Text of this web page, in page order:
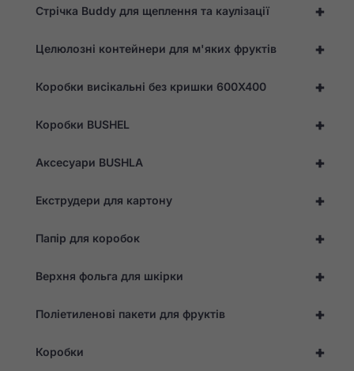
+
Стрічка Buddy для щеплення та каулізації
+
Целюлозні контейнери для м'яких фруктів
+
Коробки висікальні без кришки 600X400
+
Коробки BUSHEL
+
Аксесуари BUSHLA
+
Екструдери для картону
+
Папір для коробок
+
Верхня фольга для шкірки
+
Поліетиленові пакети для фруктів
+
Коробки
нашого сайту, ви
збільшуєте шанс
персоналізований